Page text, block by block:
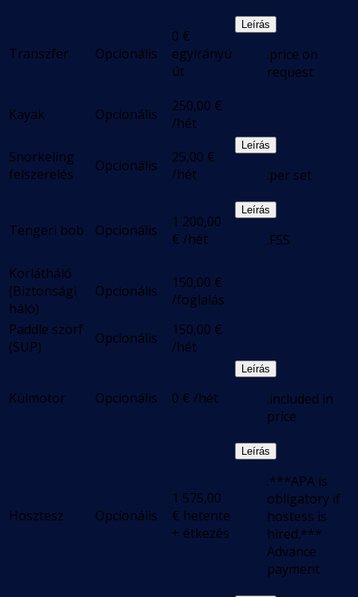
Transzfer Opcionális
0 €
egyirányú
út
Leírás
.price on
request
Kayak Opcionális 250,00 €
/hét
Snorkeling
felszerelés
Opcionális 25,00 €
/hét
Leírás
.per set
Tengeri bob Opcionális
1 200,00
€ /hét
Leírás
.F5S
Korlátháló
(Biztonsági
háló)
Opcionális 150,00 €
/foglalás
Paddle szörf
(SUP)
Opcionális 150,00 €
/hét
Külmotor Opcionális 0 € /hét
Leírás
.included in
price
Hosztesz Opcionális
1 575,00
€ hetente
+ étkezés
Leírás
.***APA is
obligatory if
hostess is
hired.***
Advance
payment